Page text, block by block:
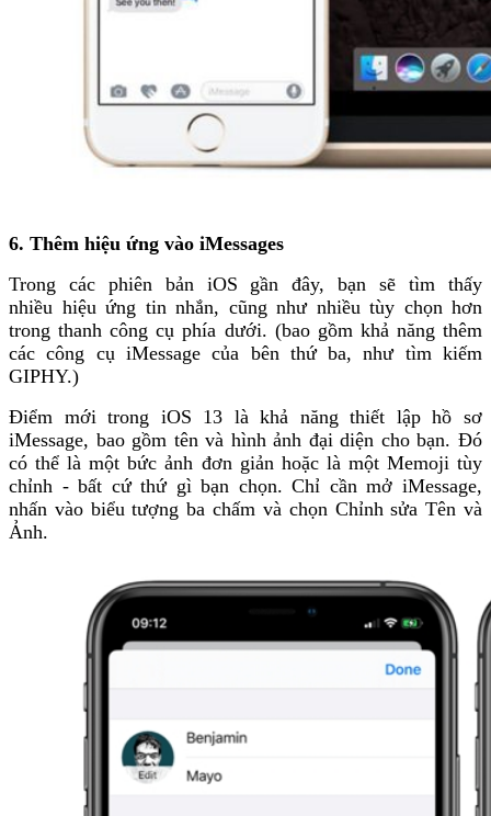
6. Thêm hiệu ứng vào iMessages
Trong các phiên bản iOS gần đây, bạn sẽ tìm thấy
nhiều hiệu ứng tin nhắn, cũng như nhiều tùy chọn hơn
trong thanh công cụ phía dưới. (bao gồm khả năng thêm
các công cụ iMessage của bên thứ ba, như tìm kiếm
GIPHY.)
Điểm mới trong iOS 13 là khả năng thiết lập hồ sơ
iMessage, bao gồm tên và hình ảnh đại diện cho bạn. Đó
có thể là một bức ảnh đơn giản hoặc là một Memoji tùy
chỉnh - bất cứ thứ gì bạn chọn. Chỉ cần mở iMessage,
nhấn vào biểu tượng ba chấm và chọn Chỉnh sửa Tên và
Ảnh.